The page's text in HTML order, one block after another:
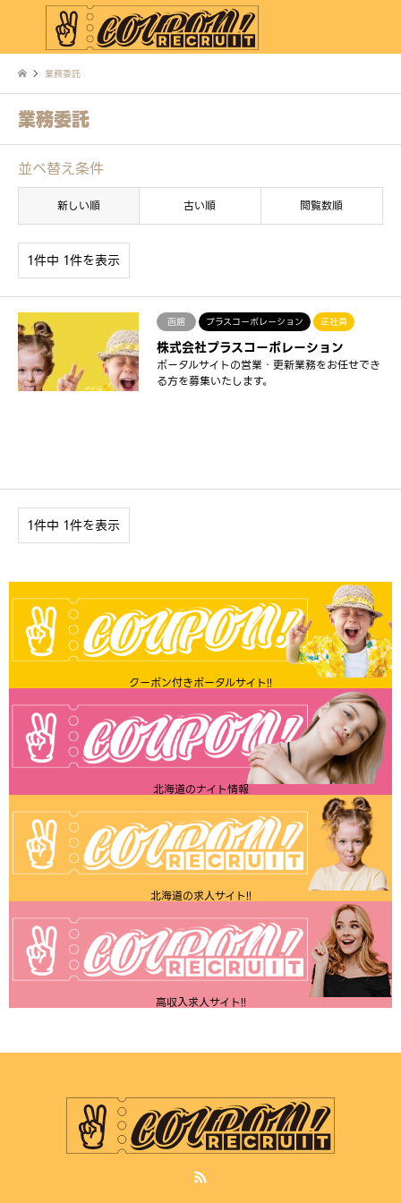
業務委託
業務委託
並べ替え条件
新しい順 古い順 閲覧数順
1件中 1件を表示
函館 プラスコーポレーション 正社員
株式会社プラスコーポレーション
ポータルサイトの営業・更新業務をお任せでき
る方を募集いたします。
1件中 1件を表示
クーポン付きポータルサイト!!
北海道のナイト情報
北海道の求人サイト!!
高収入求人サイト!!